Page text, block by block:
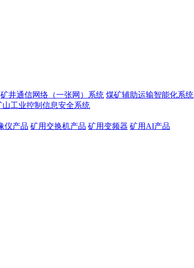
矿井通信网络（一张网）系统 煤矿辅助运输智能化系统
山工业控制信息安全系统
仪产品 矿用交换机产品 矿用变频器 矿用AI产品